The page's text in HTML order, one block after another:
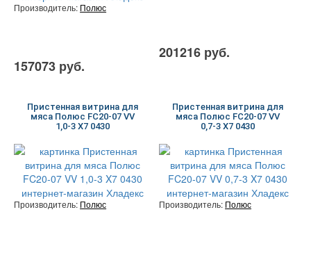
Производитель: Полюс
157073 руб.
201216 руб.
Пристенная витрина для
мяса Полюс FC20-07 VV
1,0-3 X7 0430
Производитель: Полюс
Пристенная витрина для
мяса Полюс FC20-07 VV
0,7-3 X7 0430
Производитель: Полюс